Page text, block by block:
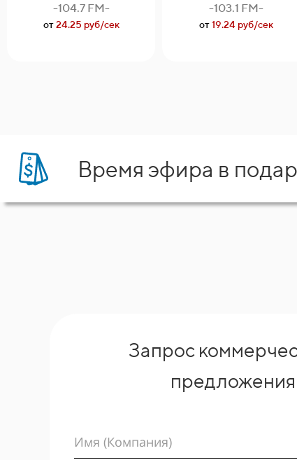
-104.7 FM-
от24.25 руб/сек
-103.1 FM-
от19.24 руб/сек
Время эфира в
Запрос
предложения
Имя (Компания)